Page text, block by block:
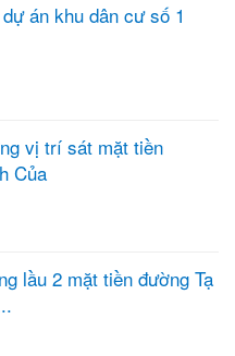
án khu dân cư số 1
vị trí sát mặt tiền
Của
lầu 2 mặt tiền đường Tạ